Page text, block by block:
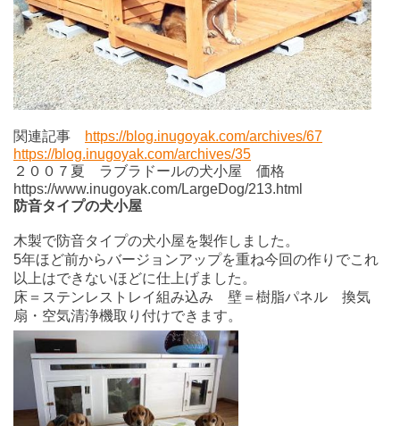
関連記事
https://blog.inugoyak.com/archives/67
https://blog.inugoyak.com/archives/35
２００７夏 ラブラドールの犬小屋 価格
https://www.inugoyak.com/LargeDog/213.html
防音タイプの犬小屋
木製で防音タイプの犬小屋を製作しました。
5年ほど前からバージョンアップを重ね今回の作りでこれ
以上はできないほどに仕上げました。
床＝ステンレストレイ組み込み 壁＝樹脂パネル 換気
扇・空気清浄機取り付けできます。